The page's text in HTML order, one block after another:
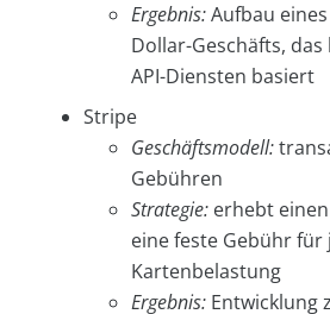
Ergebnis:Aufbau
Dollar-Geschäfts,
API-Diensten basiert
Stripe
Geschäftsmodell:
Gebühren
Strategie: erhebt
eine feste Gebühr
Kartenbelastung
Ergebnis: Entwicklung